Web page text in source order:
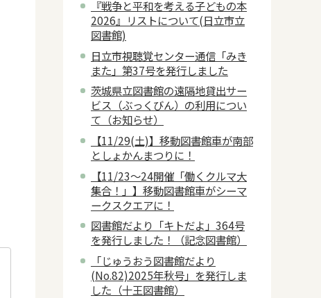
『戦争と平和を考える子どもの本
2026』リストについて(日立市立
図書館)
日立市視聴覚センター通信「みき
また」第37号を発行しました
茨城県立図書館の遠隔地貸出サー
ビス（ぶっくびん）の利用につい
て（お知らせ）
【11/29(土)】移動図書館車が南部
としょかんまつりに！
【11/23～24開催「働くクルマ大
集合！」】移動図書館車がシーマ
ークスクエアに！
図書館だより「キトだよ」364号
を発行しました！（記念図書館）
「じゅうおう図書館だより
(No.82)2025年秋号」を発行しま
した（十王図書館）